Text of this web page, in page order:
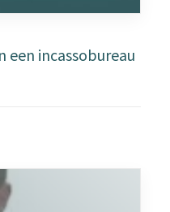
een incassobureau